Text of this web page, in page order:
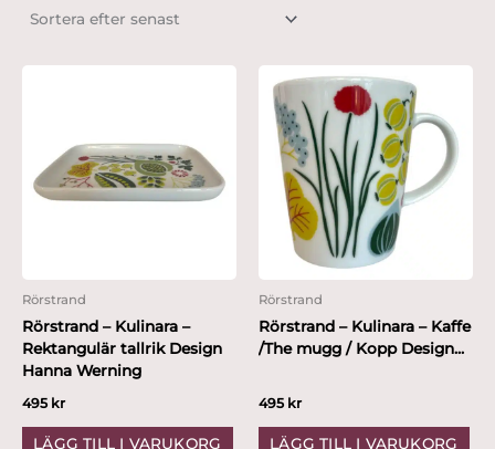
Rörstrand
Rörstrand – Kulinara –
Rektangulär tallrik Design
Hanna Werning
495 kr
LÄGG TILL I VARUKORG
Rörstrand
Rörstrand – Kulinara – Kaffe
/The mugg / Kopp Design...
495 kr
LÄGG TILL I VARUKORG